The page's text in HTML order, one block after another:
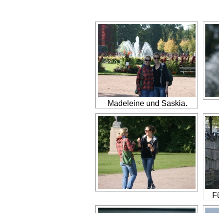
Madeleine und Saskia.